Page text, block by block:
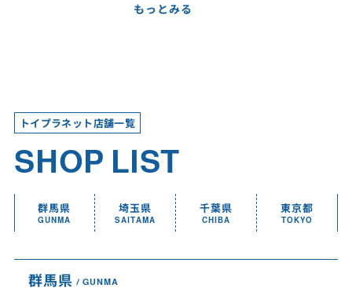
もっとみる
SHOP LIST
トイプラネット店舗一覧
群馬県
GUNMA
埼玉県
SAITAMA
千葉県
CHIBA
東京都
TOKYO
群馬県 GUNMA